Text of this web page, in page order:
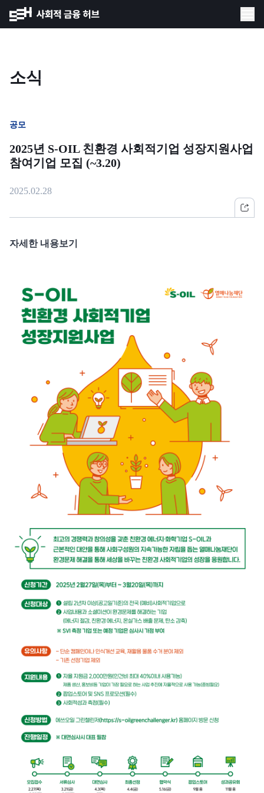
소식
공모
2025년 S-OIL 친환경 사회적기업 성장지원사업
참여기업 모집 (~3.20)
2025.02.28
자세한 내용보기